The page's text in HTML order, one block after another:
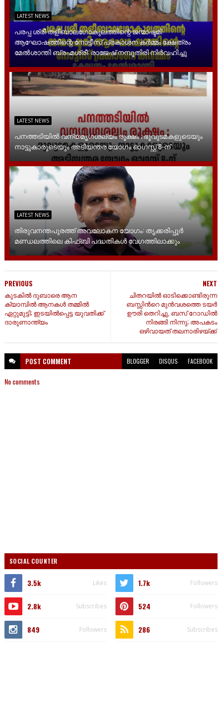
LATEST NEWS
പരപ്പ ശ്രീ തളീബാലഗോകുലത്തിന്റെ ജന്മാഷ്ടമി
ആഘോഷത്തിന്റെ നോട്ടീസ് പ്രകാശന കർമ്മം ക്ഷേത്രം
മേൽശാന്തി ബ്രഹ്മശ്രീ: രാജേഷ് നമ്പൂതിരി നിർവഹിച്ചു
LATEST NEWS
പനത്തടിയിൽ വന്യമൃഗശല്യം രൂക്ഷം ; ഭൂവുടമകളുടെയും
നാട്ടുകാരുടെയും അടിയന്തര യോഗം ഓഗസ്റ്റ് 8-ന്
LATEST NEWS
തിരുവനന്തപുരത്ത് അവലോകന യോഗം: തൃക്കരിപ്പൂർ
മണ്ഡലത്തിലെ കിഫ്ബി പദ്ധതികൾ വേഗത്തിലാക്കും
NEXT
ചിതറയിൽ ഓടിക്കൊണ്ടിരുന്ന
ബസ്സിന്‍റെ മുൻവശത്തെ ടയർ
ഊരി തെറിച്ചു, ബസ് റോഡിൽ
നിരങ്ങി നിന്നു; അപകടം
ഒഴിവായത് തലനാരിഴയ്ക്ക്
PREVIOUS
കുടകില്‍ ദുബാരെ ആന
ക്യാമ്പില്‍ ആനകള്‍ തമ്മില്‍
ഏറ്റുമുട്ടി; ഇടയില്‍പ്പെട്ട യുവതിക്ക്
ദാരുണാന്ത്യം
POST COMMENT BLOGGER DISQUS FACEBOOK
No comments
SOCIAL COUNTER
3.5k Likes 1.7k Followers
2.8k Subscribes 524 Followers
849 Followers 286 Subscribes